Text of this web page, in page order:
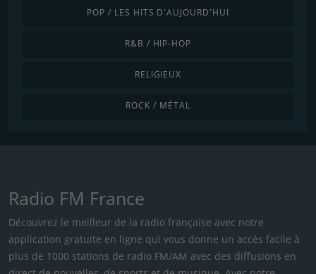
POP / LES HITS D'AUJOURD'HUI
R&B / HIP-HOP
RELIGIEUX
ROCK / MÉTAL
Radio FM France
Découvrez le meilleur de la radio française avec notre
application gratuite en ligne qui vous donne un accès facile à
plus de 1000 stations de radio FM/AM avec des diffusions en